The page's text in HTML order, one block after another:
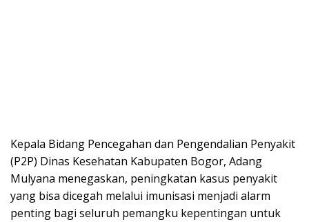
Kepala Bidang Pencegahan dan Pengendalian Penyakit
(P2P) Dinas Kesehatan Kabupaten Bogor, Adang
Mulyana menegaskan, peningkatan kasus penyakit
yang bisa dicegah melalui imunisasi menjadi alarm
penting bagi seluruh pemangku kepentingan untuk